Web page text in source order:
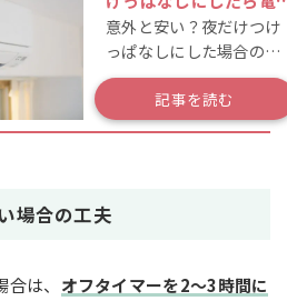
代は？節電方法も解説
意外と安い？夜だけつけ
っぱなしにした場合の電
気代は？
記事を読む
場合の工夫
は、 オフタイマーを2～3時間に